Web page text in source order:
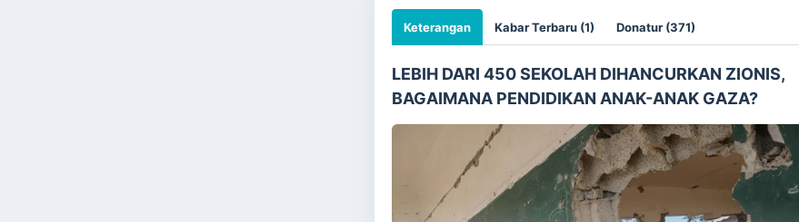
Keterangan Kabar Terbaru (1) Donatur (371)
LEBIH DARI 450 SEKOLAH DIHANCURKAN ZIONIS,
BAGAIMANA PENDIDIKAN ANAK-ANAK GAZA?